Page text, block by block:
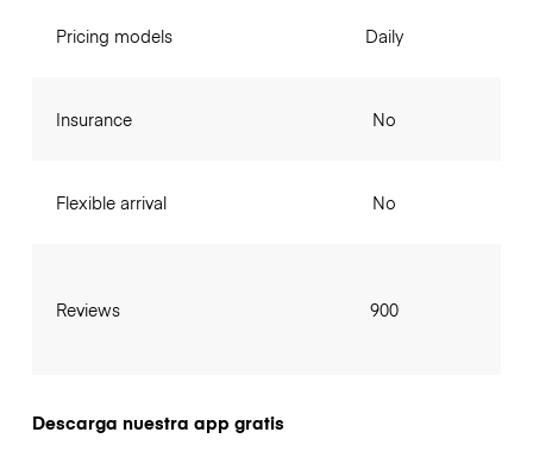
Pricing models
Insurance
Flexible arrival
Reviews
Daily
No
No
900
Descarga nuestra app gratis